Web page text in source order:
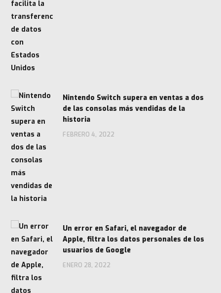
Nintendo Switch supera en ventas a dos
de las consolas más vendidas de la
historia
FEBRERO 4, 2022
Un error en Safari, el navegador de
Apple, filtra los datos personales de los
usuarios de Google
ENERO 28, 2022